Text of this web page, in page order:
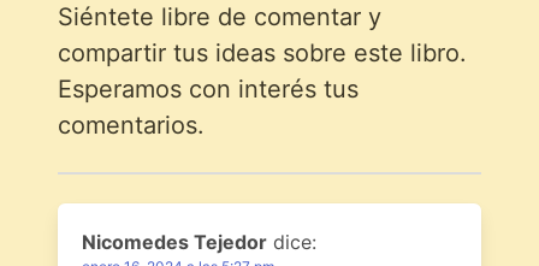
Siéntete libre de comentar y
compartir tus ideas sobre este libro.
Esperamos con interés tus
comentarios.
Nicomedes Tejedor dice: